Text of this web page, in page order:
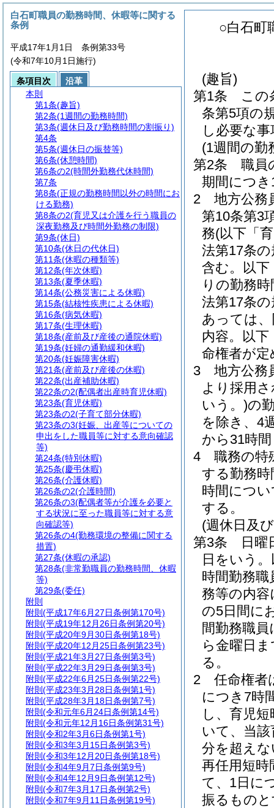
○白石町
(趣旨)
第1条
この
条第5項の
し必要な
(1週間の勤
第2条
職員
期間につ
2
地方公務
第10条第3
務(以下「
法第17条
含む。以下
りの勤務
法第17条
あっては
内容。以
命権者が定
3
地方公務
より採用
いう。)の
を除き、4
から31時
4
職務の特
する勤務
時間につ
する。
(週休日及
第3条
日曜
日をいう
時間勤務
務等の内
の5日間に
間勤務職
ら金曜日
る。
2
任命権者
につき7時
し、育児
いて、当
分を超え
再任用短
て、1日に
振るもの
白石町職員の勤務時間、休暇等に関する
条例
平成17年1月1日 条例第33号
(令和7年10月1日施行)
条項目次
沿革
本則
第1条(趣旨)
第2条(1週間の勤務時間)
第3条(週休日及び勤務時間の割振り)
第4条
第5条(週休日の振替等)
第6条(休憩時間)
第6条の2(時間外勤務代休時間)
第7条
第8条(正規の勤務時間以外の時間にお
ける勤務)
第8条の2(育児又は介護を行う職員の
深夜勤務及び時間外勤務の制限)
第9条(休日)
第10条(休日の代休日)
第11条(休暇の種類等)
第12条(年次休暇)
第13条(夏季休暇)
第14条(公務災害による休暇)
第15条(結核性疾患による休暇)
第16条(病気休暇)
第17条(生理休暇)
第18条(産前及び産後の通院休暇)
第19条(妊婦の通勤緩和休暇)
第20条(妊娠障害休暇)
第21条(産前及び産後の休暇)
第22条(出産補助休暇)
第22条の2(配偶者出産時育児休暇)
第23条(育児休暇)
第23条の2(子育て部分休暇)
第23条の3(妊娠、出産等についての
申出をした職員等に対する意向確認
等)
第24条(特別休暇)
第25条(慶弔休暇)
第26条(介護休暇)
第26条の2(介護時間)
第26条の3(配偶者等が介護を必要と
する状況に至った職員等に対する意
向確認等)
第26条の4(勤務環境の整備に関する
措置)
第27条(休暇の承認)
第28条(非常勤職員の勤務時間、休暇
等)
第29条(委任)
附則
附則 (平成17年6月27日条例第170号)
附則 (平成19年12月26日条例第20号)
附則 (平成20年9月30日条例第18号)
附則 (平成20年12月25日条例第23号)
附則 (平成21年3月27日条例第3号)
附則 (平成22年3月29日条例第3号)
附則 (平成22年6月25日条例第22号)
附則 (平成23年3月28日条例第1号)
附則 (平成28年3月18日条例第7号)
附則 (令和元年6月24日条例第14号)
附則 (令和元年12月16日条例第31号)
附則 (令和2年3月6日条例第1号)
附則 (令和3年3月15日条例第3号)
附則 (令和3年12月20日条例第18号)
附則 (令和4年9月7日条例第9号)
附則 (令和4年12月9日条例第12号)
附則 (令和7年3月17日条例第2号)
附則 (令和7年9月11日条例第19号)